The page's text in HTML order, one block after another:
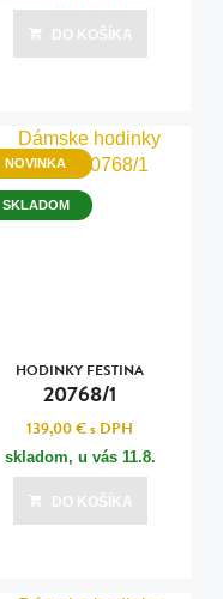
DO KOŠÍKA
NOVINKA
SKLADOM
HODINKY FESTINA
20768/1
139,00 €s DPH
skladom, u vás 11.8.
DO KOŠÍKA